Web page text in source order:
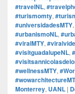
#travelNL,
#turismomty,
#universidadesMTY,
#urbanismoNL,
#viralMTY,
#visitguadalupeNL,
#wellnessMTY,
Monterrey, UANL |